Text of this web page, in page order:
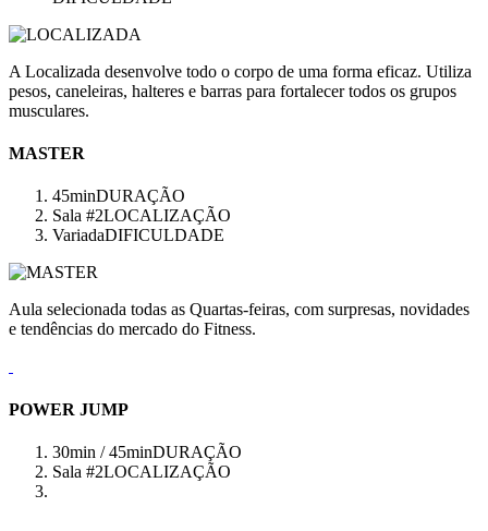
A Localizada desenvolve todo o corpo de uma forma eficaz. Utiliza
pesos, caneleiras, halteres e barras para fortalecer todos os grupos
musculares.
MASTER
45minDURAÇÃO
Sala #2LOCALIZAÇÃO
VariadaDIFICULDADE
Aula selecionada todas as Quartas-feiras, com surpresas, novidades
e tendências do mercado do Fitness.
POWER JUMP
30min / 45minDURAÇÃO
Sala #2LOCALIZAÇÃO